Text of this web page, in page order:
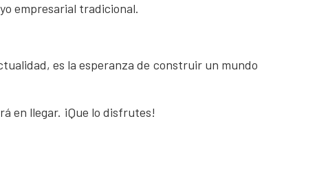
empresarial tradicional.
es la esperanza de construir un mundo
en llegar. ¡Que lo disfrutes!